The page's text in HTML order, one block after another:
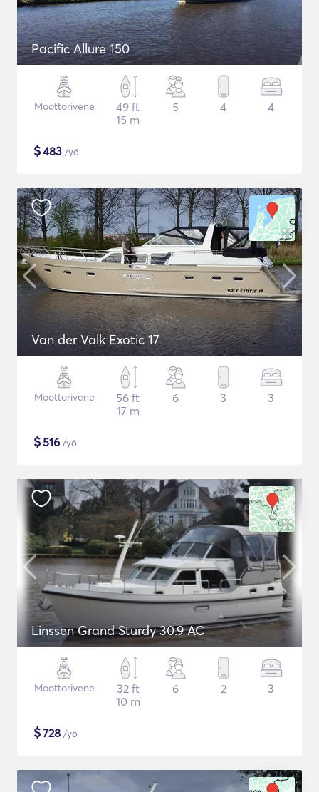
Pacific Allure 150
Moottorivene
49 ft
15 m
5 4 4
$483 /yö
Van der Valk Exotic 17
Moottorivene
56 ft
17 m
6 3 3
$516 /yö
Linssen Grand Sturdy 30.9 AC
Moottorivene
32 ft
10 m
6 2 3
$728 /yö